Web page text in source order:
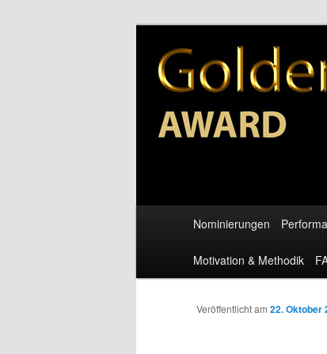
Goldene
Nominierungen
Motivation & Methodik
Veröffentlicht am 22. Oktober